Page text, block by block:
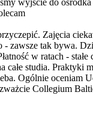
Zajęcia
- zawsze tak bywa.
w ratach - stałe
całe studia. Praktyki
Ogólnie oceniam
Collegium